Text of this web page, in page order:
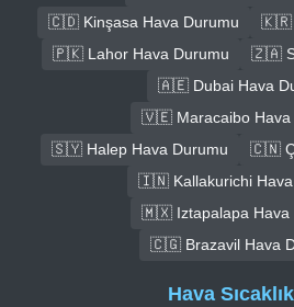
🇨🇩 Kinşasa Hava Durumu
🇰🇷
🇵🇰 Lahor Hava Durumu
🇿🇦
🇦🇪 Dubai Hava
🇻🇪 Maracaibo Hava
🇸🇾 Halep Hava Durumu
🇨🇳
🇮🇳 Kallakurichi Hava
🇲🇽 Iztapalapa Hava
🇨🇬 Brazavil Hava
Hava